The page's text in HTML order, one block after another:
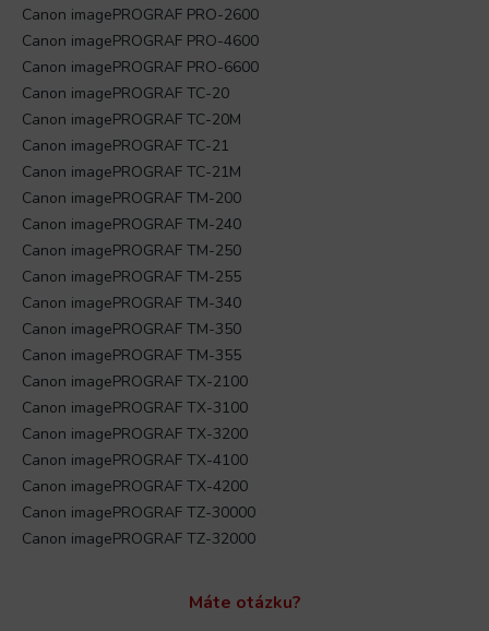
Canon imagePROGRAF PRO-2600
Canon imagePROGRAF PRO-4600
Canon imagePROGRAF PRO-6600
Canon imagePROGRAF TC-20
Canon imagePROGRAF TC-20M
Canon imagePROGRAF TC-21
Canon imagePROGRAF TC-21M
Canon imagePROGRAF TM-200
Canon imagePROGRAF TM-240
Canon imagePROGRAF TM-250
Canon imagePROGRAF TM-255
Canon imagePROGRAF TM-340
Canon imagePROGRAF TM-350
Canon imagePROGRAF TM-355
Canon imagePROGRAF TX-2100
Canon imagePROGRAF TX-3100
Canon imagePROGRAF TX-3200
Canon imagePROGRAF TX-4100
Canon imagePROGRAF TX-4200
Canon imagePROGRAF TZ-30000
Canon imagePROGRAF TZ-32000
Máte otázku?